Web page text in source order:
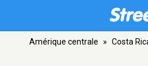
Amérique centrale » Costa